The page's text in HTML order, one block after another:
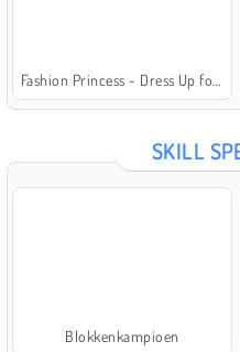
Fashion Princess - Dress Up for Girls
SKILL
Blokkenkampioen